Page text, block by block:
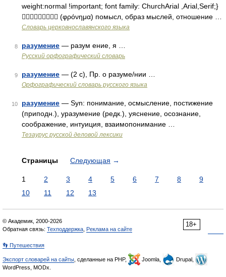
weight:normal !important; font family: ChurchArial ,Arial,Serif;}
 (φρόνημα) помысл, образ мыслей, отношение …
Словарь церковнославянского языка
8 разумение — разум ение, я …
Русский орфографический словарь
9 разумение — (2 с), Пр. о разуме/нии …
Орфографический словарь русского языка
10 разумение — Syn: понимание, осмысление, постижение
(приподн.), уразумение (редк.), уяснение, осознание,
соображение, интуиция, взаимопонимание …
Тезаурус русской деловой лексики
Страницы Следующая →
1 2 3 4 5 6 7 8
9
10
11 12 13
18+
© Академик, 2000-2026
Обратная связь: Техподдержка Реклама на сайте
👣 Путешествия
Экспорт словарей на сайты , сделанные на PHP, Joomla,
Drupal,
WordPress, MODx.